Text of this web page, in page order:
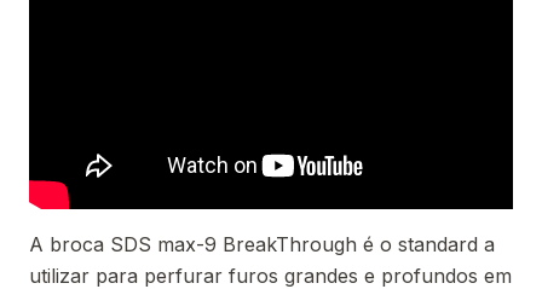
A broca SDS max-9 BreakThrough é o standard a
utilizar para perfurar furos grandes e profundos em